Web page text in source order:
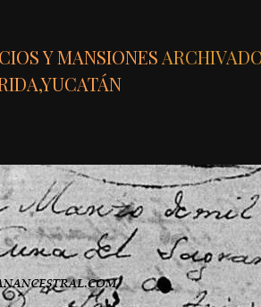
Y MANSIONES
,YUCATÁN